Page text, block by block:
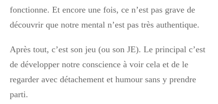
fonctionne. Et encore une fois, ce n’est pas grave de
découvrir que notre mental n’est pas très authentique.
Après tout, c’est son jeu (ou son JE). Le principal c’est
de développer notre conscience à voir cela et de le
regarder avec détachement et humour sans y prendre
parti.